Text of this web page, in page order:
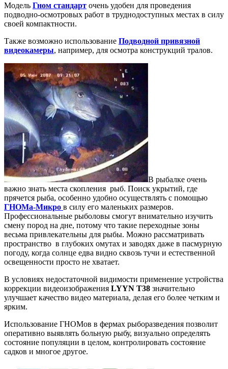
Модель Гном стандарт очень удобен для проведения
подводно-осмотровых работ в труднодоступных местах в силу
своей компактности.
Также возможно использование Подводной привязной
видеокамеры, например, для осмотра конструкций тралов.
В рыбалке очень
важно знать места скопления рыб. Поиск укрытий, где
прячется рыба, особенно удобно осуществлять с помощью
ГНОМа-Микро в силу его маленьких размеров.
Профессиональные рыболовы смогут внимательно изучить
смену пород на дне, потому что такие переходные зоны
весьма привлекательны для рыбы. Можно рассматривать
пространство в глубоких омутах и заводях даже в пасмурную
погоду, когда солнце едва видно сквозь тучи и естественной
освещенности просто не хватает.
В условиях недостаточной видимости применение устройства
коррекции видеоизображения LYYN T38 значительно
улучшает качество видео материала, делая его более четким и
ярким.
Использование ГНОМов в фермах рыборазведения позволит
оперативно выявлять больную рыбу, визуально определять
состояние популяции в целом, контролировать состояние
садков и многое другое.